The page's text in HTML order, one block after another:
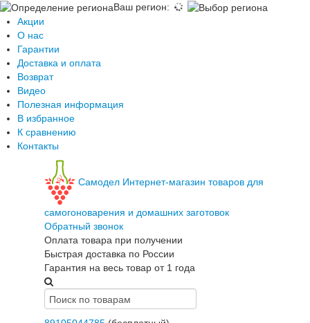
Ваш регион:
Акции
О нас
Гарантии
Доставка и оплата
Возврат
Видео
Полезная информация
В избранное
К сравнению
Контакты
Самодел Интернет-магазин товаров для
самогоноварения и домашних заготовок
Обратный звонок
Оплата товара при получении
Быстрая доставка по России
Гарантия на весь товар от 1 года